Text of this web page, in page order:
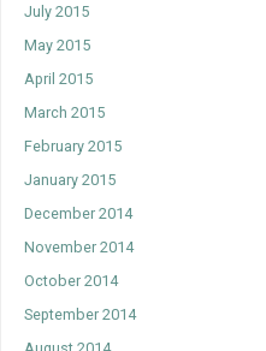
July 2015
May 2015
April 2015
March 2015
February 2015
January 2015
December 2014
November 2014
October 2014
September 2014